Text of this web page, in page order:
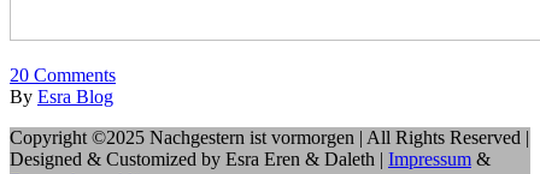
20 Comments
By Esra Blog
Copyright ©2025 Nachgestern ist vormorgen | All Rights Reserved |
Designed & Customized by Esra Eren & Daleth | Impressum &